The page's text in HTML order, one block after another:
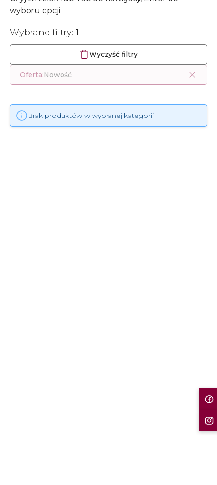
wyboru opcji
Wybrane filtry: 1
Wyczyść filtry
Oferta:Nowość
Brak produktów w wybranej kategorii